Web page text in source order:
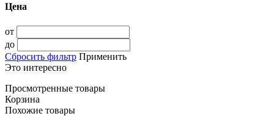
Цена
от
до
Сбросить фильтр Применить
Это интересно
Просмотренные товары
Корзина
Похожие товары